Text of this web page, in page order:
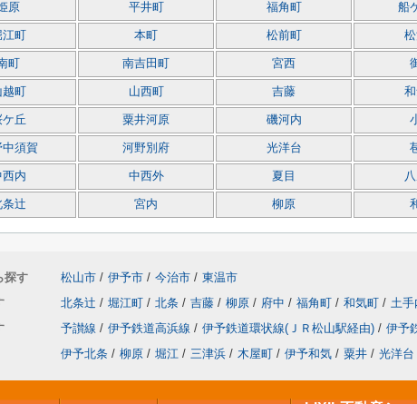
原 平井町 福角町 船
町 本町 松前町 松
町 南吉田町 宮西
町 山西町 吉藤 和
ケ丘 粟井河原 磯河内
中須賀 河野別府 光洋台
西内 中西外 夏目
条辻 宮内 柳原
探す 松山市 / 伊予市 / 今治市 / 東温市
北条辻 / 堀江町 / 北条 / 吉藤 / 柳原 / 府中 / 福角町 / 和気町 / 土手
予讃線 / 伊予鉄道高浜線 / 伊予鉄道環状線(ＪＲ松山駅経由) / 伊予
伊予北条 / 柳原 / 堀江 / 三津浜 / 木屋町 / 伊予和気 / 粟井 / 光洋台